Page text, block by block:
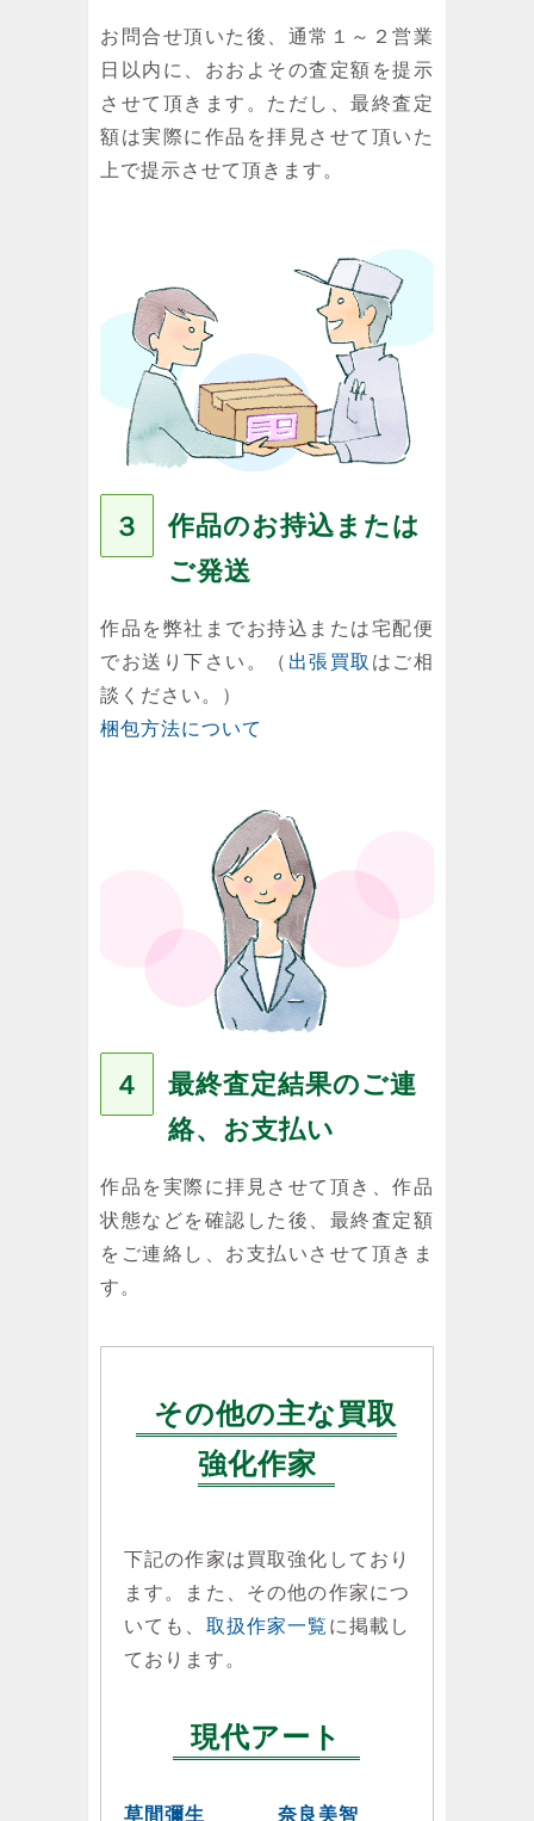
お問合せ頂いた後、通常１～２営業
日以内に、おおよその査定額を提示
させて頂きます。ただし、最終査定
額は実際に作品を拝見させて頂いた
上で提示させて頂きます。
３
作品のお持込または
ご発送
作品を弊社までお持込または宅配便
でお送り下さい。（ 出張買取 はご相
談ください。）
梱包方法について
４
最終査定結果のご連
絡、お支払い
作品を実際に拝見させて頂き、作品
状態などを確認した後、最終査定額
をご連絡し、お支払いさせて頂きま
す。
その他の主な買取
強化作家
下記の作家は買取強化しており
ます。また、その他の作家につ
いても、 取扱作家一覧 に掲載し
ております。
現代アート
草間彌生 奈良美智